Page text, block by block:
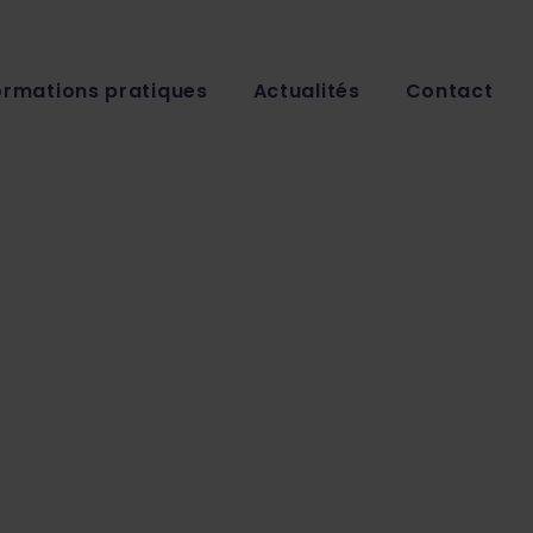
pratiques Actualités Contact